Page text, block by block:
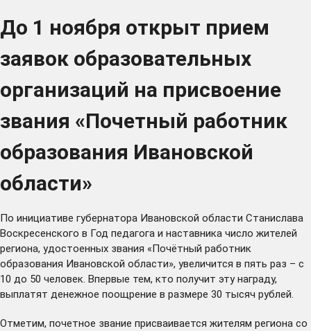
До 1 ноября открыт прием
заявок образовательных
организаций на присвоение
звания «Почетный работник
образования Ивановской
области»
По инициативе губернатора Ивановской области Станислава
Воскресенского в Год педагога и наставника число жителей
региона, удостоенных звания «Почётный работник
образования Ивановской области», увеличится в пять раз – с
10 до 50 человек. Впервые тем, кто получит эту награду,
выплатят денежное поощрение в размере 30 тысяч рублей.
Отметим, почетное звание присваивается жителям региона со